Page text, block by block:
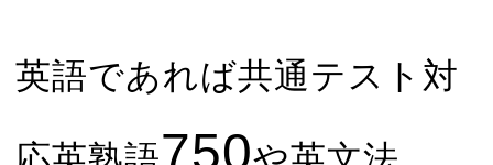
英語であれば共通テスト対
750